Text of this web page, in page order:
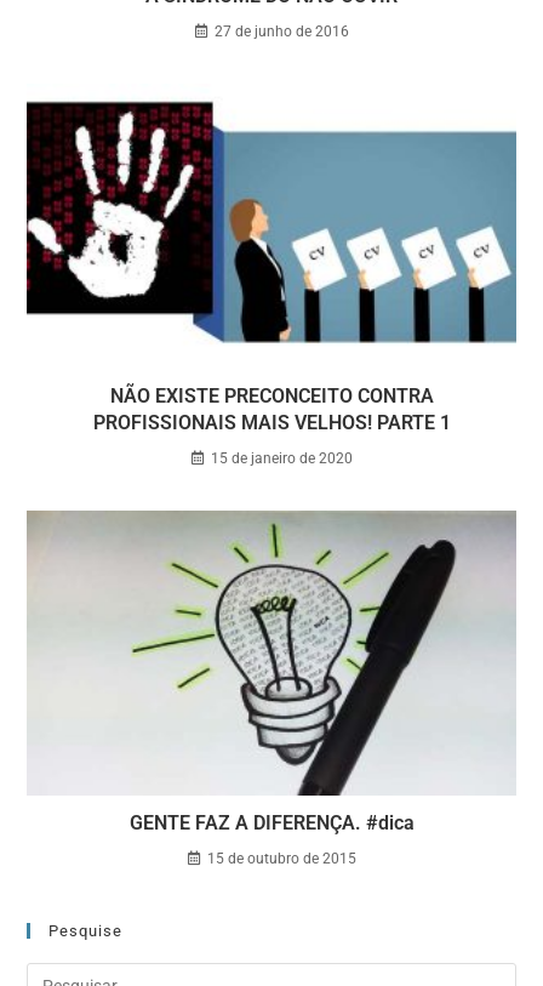
27 de junho de 2016
NÃO EXISTE PRECONCEITO CONTRA
PROFISSIONAIS MAIS VELHOS! PARTE 1
15 de janeiro de 2020
GENTE FAZ A DIFERENÇA. #dica
15 de outubro de 2015
Pesquise